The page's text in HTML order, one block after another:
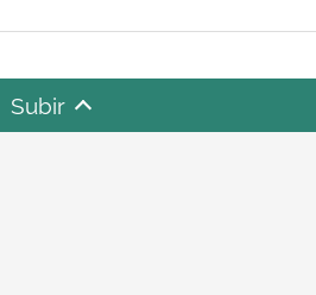
Subir